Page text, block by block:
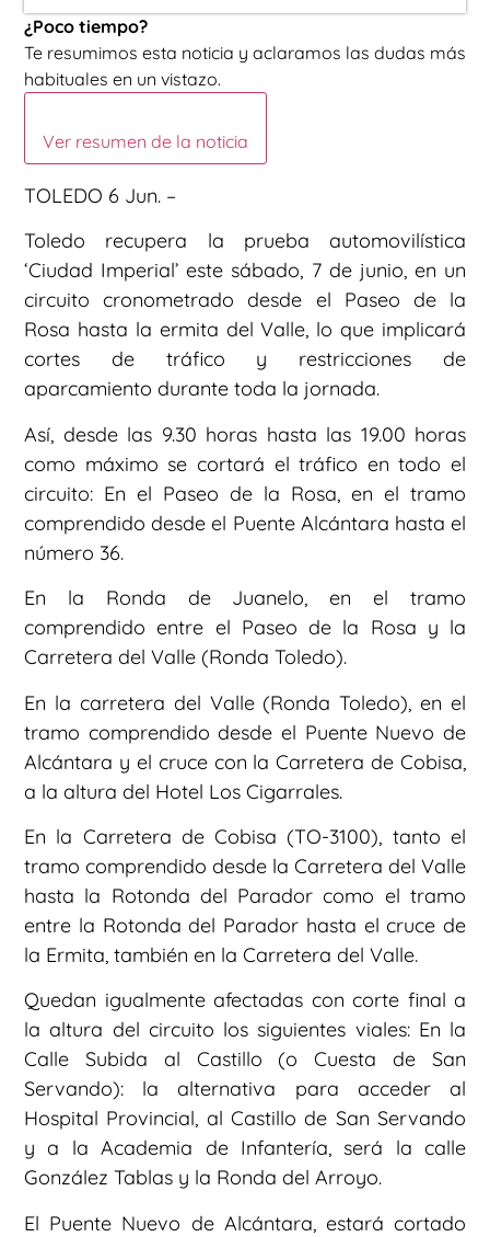
¿Poco tiempo?
Te resumimos esta noticia y aclaramos las dudas más
habituales en un vistazo.
Ver resumen de la noticia
TOLEDO 6 Jun. –
Toledo recupera la prueba automovilística
‘Ciudad Imperial’ este sábado, 7 de junio, en un
circuito cronometrado desde el Paseo de la
Rosa hasta la ermita del Valle, lo que implicará
cortes de tráfico y restricciones de
aparcamiento durante toda la jornada.
Así, desde las 9.30 horas hasta las 19.00 horas
como máximo se cortará el tráfico en todo el
circuito: En el Paseo de la Rosa, en el tramo
comprendido desde el Puente Alcántara hasta el
número 36.
En la Ronda de Juanelo, en el tramo
comprendido entre el Paseo de la Rosa y la
Carretera del Valle (Ronda Toledo).
En la carretera del Valle (Ronda Toledo), en el
tramo comprendido desde el Puente Nuevo de
Alcántara y el cruce con la Carretera de Cobisa,
a la altura del Hotel Los Cigarrales.
En la Carretera de Cobisa (TO-3100), tanto el
tramo comprendido desde la Carretera del Valle
hasta la Rotonda del Parador como el tramo
entre la Rotonda del Parador hasta el cruce de
la Ermita, también en la Carretera del Valle.
Quedan igualmente afectadas con corte final a
la altura del circuito los siguientes viales: En la
Calle Subida al Castillo (o Cuesta de San
Servando): la alternativa para acceder al
Hospital Provincial, al Castillo de San Servando
y a la Academia de Infantería, será la calle
González Tablas y la Ronda del Arroyo.
El Puente Nuevo de Alcántara, estará cortado